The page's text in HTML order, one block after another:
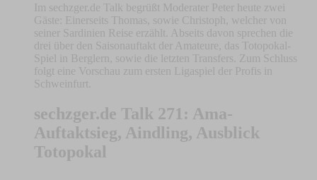
Im sechzger.de Talk begrüßt Moderater Peter heute zwei
Gäste: Einerseits Thomas, sowie Christoph, welcher von
seiner Sardinien Reise erzählt. Abseits davon sprechen die
drei über den Saisonauftakt der Amateure, das Totopokal-
Spiel in Berglern, sowie die letzten Transfers. Zum Schluss
folgt eine Vorschau zum ersten Ligaspiel der Profis in
Schweinfurt.
sechzger.de Talk 271: Ama-
Auftaktsieg, Aindling, Ausblick
Totopokal